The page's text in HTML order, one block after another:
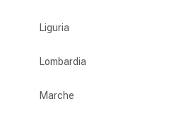
Liguria
Lombardia
Marche